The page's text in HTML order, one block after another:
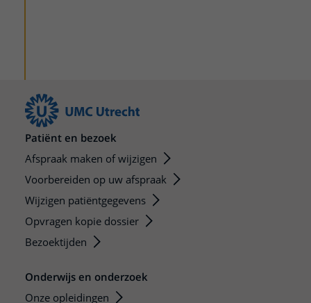
Patiënt en bezoek
Afspraak maken of wijzigen
Voorbereiden op uw afspraak
Wijzigen patiëntgegevens
Opvragen kopie dossier
Bezoektijden
Onderwijs en onderzoek
Onze opleidingen